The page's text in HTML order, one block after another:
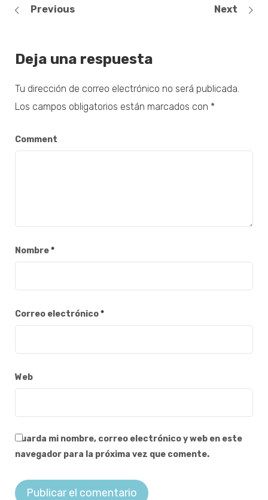
Previous Next
Deja una respuesta
Tu dirección de correo electrónico no será publicada.
Los campos obligatorios están marcados con *
Comment
Nombre*
Correo electrónico*
Web
Guarda mi nombre, correo electrónico y web en este
navegador para la próxima vez que comente.